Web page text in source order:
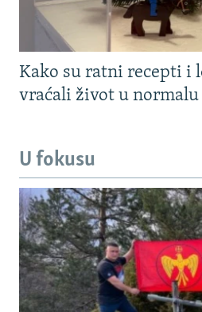
Kako su ratni recepti i
vraćali život u normalu
U fokusu